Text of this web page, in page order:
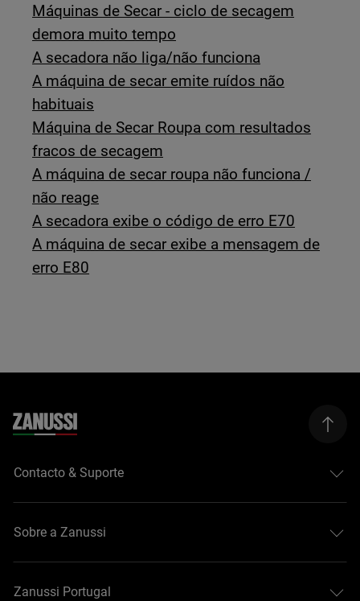
Máquinas de Secar - ciclo de secagem
demora muito tempo
A secadora não liga/não funciona
A máquina de secar emite ruídos não
habituais
Máquina de Secar Roupa com resultados
fracos de secagem
A máquina de secar roupa não funciona /
não reage
A secadora exibe o código de erro E70
A máquina de secar exibe a mensagem de
erro E80
Contacto & Suporte
Sobre a Zanussi
Zanussi Portugal